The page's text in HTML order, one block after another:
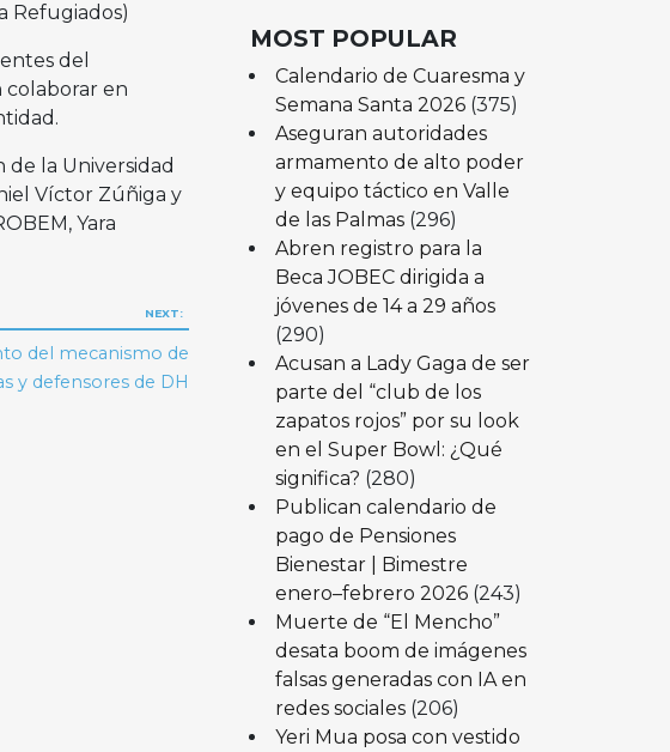
Refugiados)
del
colaborar en
de la Universidad
Víctor Zúñiga y
Yara
NEXT:
del mecanismo de
y defensores de DH
MOST POPULAR
Calendario de Cuaresma y
Semana Santa 2026 (375)
Aseguran autoridades
armamento de alto poder
y equipo táctico en Valle
de las Palmas (296)
Abren registro para la
Beca JOBEC dirigida a
jóvenes de 14 a 29 años
(290)
Acusan a Lady Gaga de ser
parte del “club de los
zapatos rojos” por su look
en el Super Bowl: ¿Qué
significa? (280)
Publican calendario de
pago de Pensiones
Bienestar | Bimestre
enero–febrero 2026 (243)
Muerte de “El Mencho”
desata boom de imágenes
falsas generadas con IA en
redes sociales (206)
Yeri Mua posa con vestido